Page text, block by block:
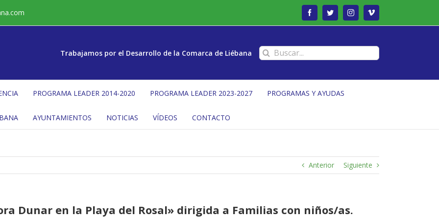
FacebookTwitterInstagramVimeo
Trabajamos por el Desarrollo de la Comarca de Liébana Buscar:
PROGRAMA LEADER 2014-2020 PROGRAMA LEADER 2023-2027 PROGRAMAS Y AYUDAS
AYUNTAMIENTOS NOTICIAS VÍDEOS CONTACTO
Anterior Siguiente
Dunar en la Playa del Rosal» dirigida a Familias con niños/as.